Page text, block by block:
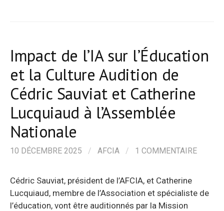
Impact de l’IA sur l’Éducation
et la Culture Audition de
Cédric Sauviat et Catherine
Lucquiaud à l’Assemblée
Nationale
10 DÉCEMBRE 2025 / AFCIA / 1 COMMENTAIRE
Cédric Sauviat, président de l’AFCIA, et Catherine
Lucquiaud, membre de l’Association et spécialiste de
l’éducation, vont être auditionnés par la Mission